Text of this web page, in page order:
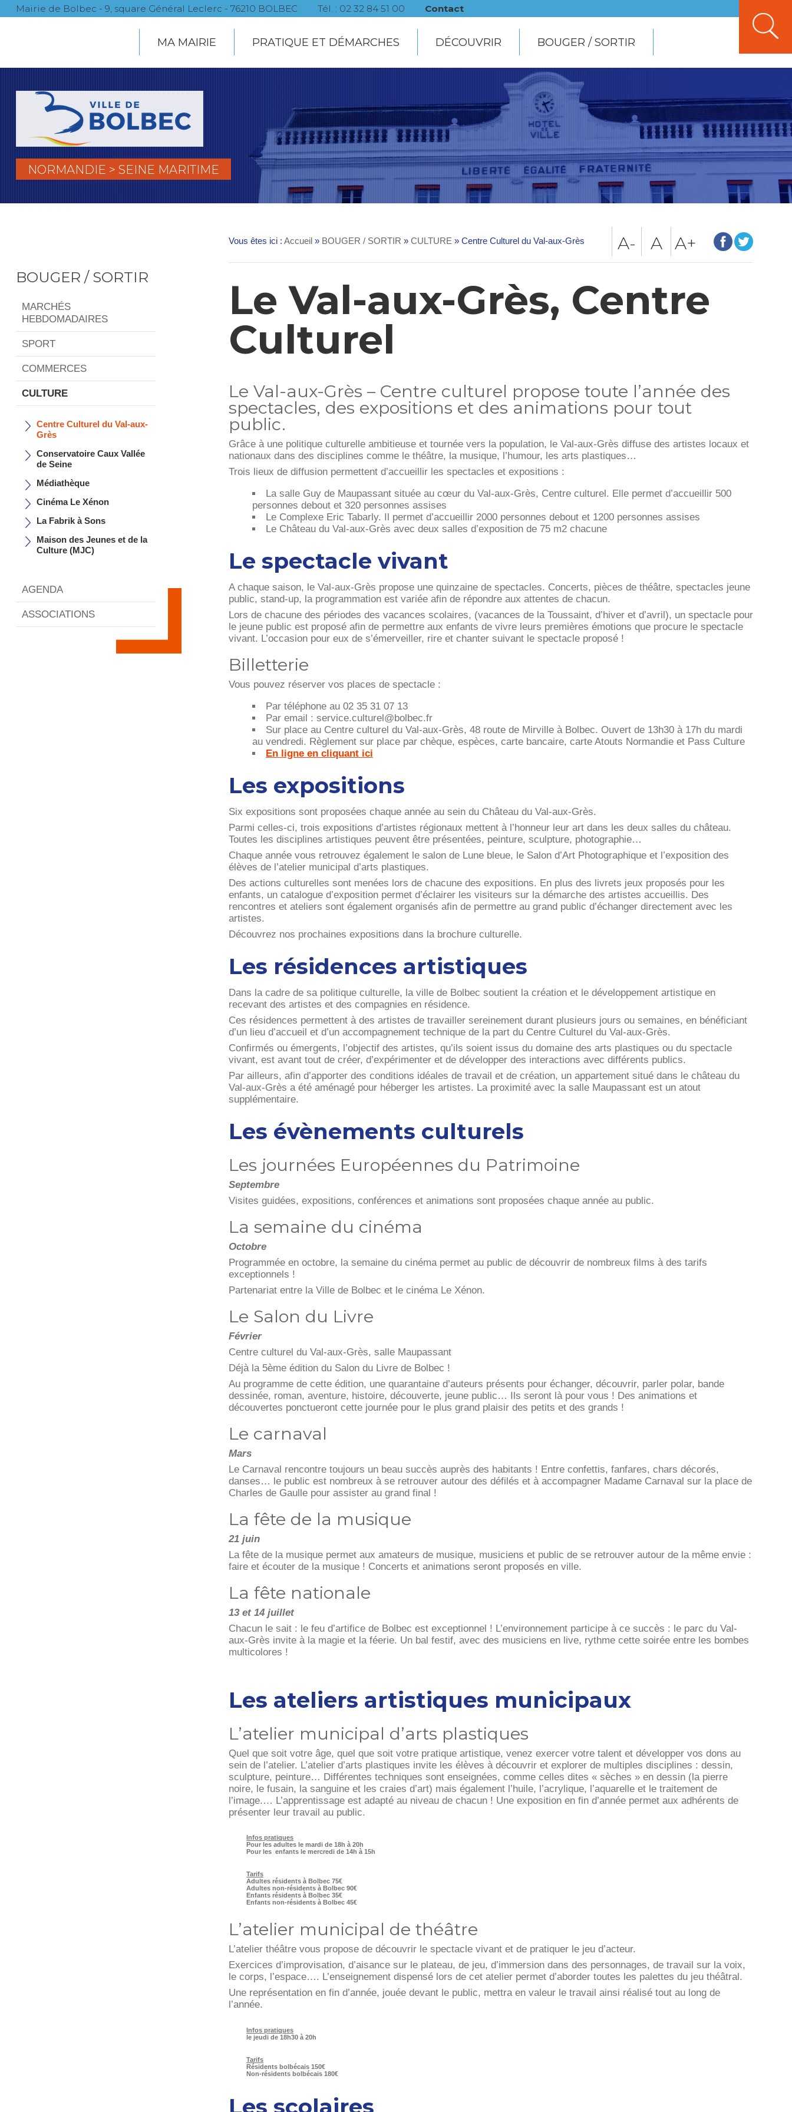
Mairie de Bolbec - 9, square Général Leclerc - 76210 BOLBEC Tél. : 02 32 84 51 00 Contact
MA MAIRIE PRATIQUE ET DÉMARCHES DÉCOUVRIR BOUGER / SORTIR
NORMANDIE > SEINE MARITIME
BOUGER / SORTIR
MARCHÉS
HEBDOMADAIRES
SPORT
COMMERCES
CULTURE
Centre Culturel du Val-aux-
Grès
Conservatoire Caux Vallée
de Seine
Médiathèque
Cinéma Le Xénon
La Fabrik à Sons
Maison des Jeunes et de la
Culture (MJC)
AGENDA
ASSOCIATIONS
Vous êtes ici :Accueil » BOUGER / SORTIR »CULTURE »Centre Culturel du Val-aux-Grès A+
A
A-
Le Val-aux-Grès, Centre
Culturel
Le Val-aux-Grès – Centre culturel propose toute l’année des
spectacles, des expositions et des animations pour tout
public.
Grâce à une politique culturelle ambitieuse et tournée vers la population, le Val-aux-Grès diffuse des artistes locaux et
nationaux dans des disciplines comme le théâtre, la musique, l’humour, les arts plastiques…
Trois lieux de diffusion permettent d’accueillir les spectacles et expositions :
La salle Guy de Maupassant située au cœur du Val-aux-Grès, Centre culturel. Elle permet d’accueillir 500
personnes debout et 320 personnes assises
Le Complexe Eric Tabarly. Il permet d’accueillir 2000 personnes debout et 1200 personnes assises
Le Château du Val-aux-Grès avec deux salles d’exposition de 75 m2 chacune
Le spectacle vivant
A chaque saison, le Val-aux-Grès propose une quinzaine de spectacles. Concerts, pièces de théâtre, spectacles jeune
public, stand-up, la programmation est variée afin de répondre aux attentes de chacun.
Lors de chacune des périodes des vacances scolaires, (vacances de la Toussaint, d’hiver et d’avril), un spectacle pour
le jeune public est proposé afin de permettre aux enfants de vivre leurs premières émotions que procure le spectacle
vivant. L’occasion pour eux de s’émerveiller, rire et chanter suivant le spectacle proposé !
Billetterie
Vous pouvez réserver vos places de spectacle :
Par téléphone au 02 35 31 07 13
Par email : service.culturel@bolbec.fr
Sur place au Centre culturel du Val-aux-Grès, 48 route de Mirville à Bolbec. Ouvert de 13h30 à 17h du mardi
au vendredi. Règlement sur place par chèque, espèces, carte bancaire, carte Atouts Normandie et Pass Culture
En ligne en cliquant ici
Les expositions
Six expositions sont proposées chaque année au sein du Château du Val-aux-Grès.
Parmi celles-ci, trois expositions d’artistes régionaux mettent à l’honneur leur art dans les deux salles du château.
Toutes les disciplines artistiques peuvent être présentées, peinture, sculpture, photographie…
Chaque année vous retrouvez également le salon de Lune bleue, le Salon d’Art Photographique et l’exposition des
élèves de l’atelier municipal d’arts plastiques.
Des actions culturelles sont menées lors de chacune des expositions. En plus des livrets jeux proposés pour les
enfants, un catalogue d’exposition permet d’éclairer les visiteurs sur la démarche des artistes accueillis. Des
rencontres et ateliers sont également organisés afin de permettre au grand public d’échanger directement avec les
artistes.
Découvrez nos prochaines expositions dans la brochure culturelle.
Les résidences artistiques
Dans la cadre de sa politique culturelle, la ville de Bolbec soutient la création et le développement artistique en
recevant des artistes et des compagnies en résidence.
Ces résidences permettent à des artistes de travailler sereinement durant plusieurs jours ou semaines, en bénéficiant
d’un lieu d’accueil et d’un accompagnement technique de la part du Centre Culturel du Val-aux-Grès.
Confirmés ou émergents, l’objectif des artistes, qu’ils soient issus du domaine des arts plastiques ou du spectacle
vivant, est avant tout de créer, d’expérimenter et de développer des interactions avec différents publics.
Par ailleurs, afin d’apporter des conditions idéales de travail et de création, un appartement situé dans le château du
Val-aux-Grès a été aménagé pour héberger les artistes. La proximité avec la salle Maupassant est un atout
supplémentaire.
Les évènements culturels
Les journées Européennes du Patrimoine
Septembre
Visites guidées, expositions, conférences et animations sont proposées chaque année au public.
La semaine du cinéma
Octobre
Programmée en octobre, la semaine du cinéma permet au public de découvrir de nombreux films à des tarifs
exceptionnels !
Partenariat entre la Ville de Bolbec et le cinéma Le Xénon.
Le Salon du Livre
Février
Centre culturel du Val-aux-Grès, salle Maupassant
Déjà la 5ème édition du Salon du Livre de Bolbec !
Au programme de cette édition, une quarantaine d’auteurs présents pour échanger, découvrir, parler polar, bande
dessinée, roman, aventure, histoire, découverte, jeune public… Ils seront là pour vous ! Des animations et
découvertes ponctueront cette journée pour le plus grand plaisir des petits et des grands !
Le carnaval
Mars
Le Carnaval rencontre toujours un beau succès auprès des habitants ! Entre confettis, fanfares, chars décorés,
danses… le public est nombreux à se retrouver autour des défilés et à accompagner Madame Carnaval sur la place de
Charles de Gaulle pour assister au grand final !
La fête de la musique
21 juin
La fête de la musique permet aux amateurs de musique, musiciens et public de se retrouver autour de la même envie :
faire et écouter de la musique ! Concerts et animations seront proposés en ville.
La fête nationale
13 et 14 juillet
Chacun le sait : le feu d’artifice de Bolbec est exceptionnel ! L’environnement participe à ce succès : le parc du Val-
aux-Grès invite à la magie et la féerie. Un bal festif, avec des musiciens en live, rythme cette soirée entre les bombes
multicolores !
Les ateliers artistiques municipaux
L’atelier municipal d’arts plastiques
Quel que soit votre âge, quel que soit votre pratique artistique, venez exercer votre talent et développer vos dons au
sein de l’atelier. L’atelier d’arts plastiques invite les élèves à découvrir et explorer de multiples disciplines : dessin,
sculpture, peinture… Différentes techniques sont enseignées, comme celles dites « sèches » en dessin (la pierre
noire, le fusain, la sanguine et les craies d’art) mais également l’huile, l’acrylique, l’aquarelle et le traitement de
l’image.… L’apprentissage est adapté au niveau de chacun ! Une exposition en fin d’année permet aux adhérents de
présenter leur travail au public.
Infos pratiques
Pour les adultes le mardi de 18h à 20h
Pour les enfants le mercredi de 14h à 15h
Tarifs
Adultes résidents à Bolbec 75€
Adultes non-résidents à Bolbec 90€
Enfants résidents à Bolbec 35€
Enfants non-résidents à Bolbec 45€
L’atelier municipal de théâtre
L’atelier théâtre vous propose de découvrir le spectacle vivant et de pratiquer le jeu d’acteur.
Exercices d’improvisation, d’aisance sur le plateau, de jeu, d’immersion dans des personnages, de travail sur la voix,
le corps, l’espace…. L’enseignement dispensé lors de cet atelier permet d’aborder toutes les palettes du jeu théâtral.
Une représentation en fin d’année, jouée devant le public, mettra en valeur le travail ainsi réalisé tout au long de
l’année.
Infos pratiques
le jeudi de 18h30 à 20h
Tarifs
Résidents bolbécais 150€
Non-résidents bolbécais 180€
Les scolaires